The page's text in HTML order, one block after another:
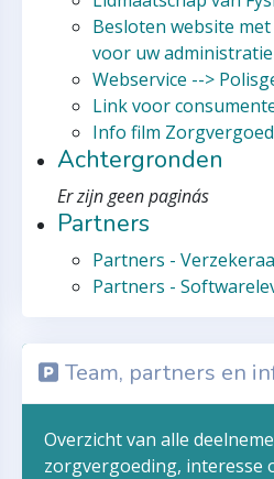
Besloten website
voor uw administratie
Webservice -->
Link voor
Info film
Achtergronden
Er zijn geen pagina´s
Partners
Partners -
Partners -
Team, partners en
Overzicht van alle
zorgvergoeding, interesse